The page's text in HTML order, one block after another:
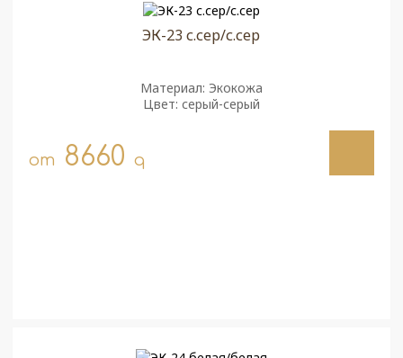
ЭК-23 с.сер/с.сер
Материал: Экокожа
Цвет: серый-серый
от 8660 q